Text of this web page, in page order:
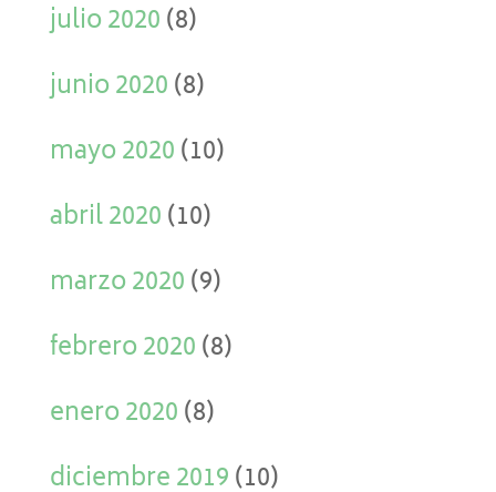
julio 2020(8)
junio 2020(8)
mayo 2020(10)
abril 2020(10)
marzo 2020(9)
febrero 2020(8)
enero 2020(8)
diciembre 2019(10)